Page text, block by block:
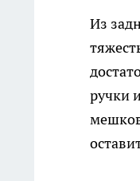
Из
ручки